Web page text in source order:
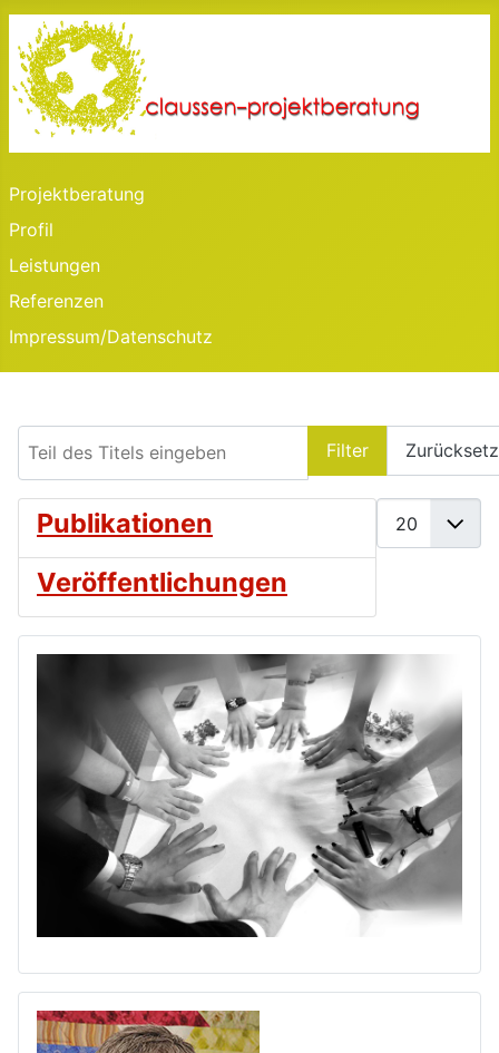
Projektberatung
Profil
Leistungen
Referenzen
Impressum/Datenschutz
Filter
Publikationen
Veröffentlichungen